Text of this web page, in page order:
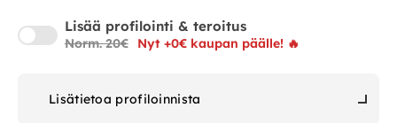
Lisää profilointi & teroitus
Norm. 20€ Nyt +0€ kaupan päälle! 🔥
Lisätietoa profiloinnista